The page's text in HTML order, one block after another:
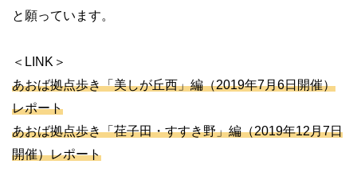
と願っています。
＜ LINK ＞
あおば拠点歩き「美しが丘西」編（2019年7月6日開催）
レポート
あおば拠点歩き「荏子田・すすき野」編（2019年12月7日
開催）レポート